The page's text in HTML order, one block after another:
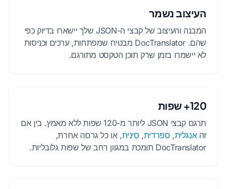
העיצוב נשמר
המבנה והעיצוב של קבצי ה-JSON שלך יישארו בדיוק כפי
שהם. DocTranslator מבטיח שמפתחות, ערכים וכניסות
לא יישמרו בזמן שרק תוכן הטקסט מתורגם.
120+ שפות
תרגם קבצי JSON ליותר מ-120 שפות ללא מאמץ. בין אם
זהאנגלית, ספרדית, סִינִית
, או כל גרסה אחרת,
DocTranslator תומכת במגוון רחב של שפות גלובליות.